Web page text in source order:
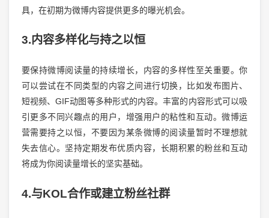
具，在初期为微博内容提供更多的曝光机会。
3.内容多样化与持之以恒
要保持微博阅读量的持续增长，内容的多样性至关重要。你
可以尝试在不同类型的内容之间进行切换，比如发布图片、
短视频、GIF动图等多种形式的内容。丰富的内容形式可以吸
引更多不同兴趣点的用户，增强用户的粘性和互动。微博运
营需要持之以恒，不要因为某条微博的阅读量暂时不理想就
失去信心。坚持定期发布优质内容，长期积累的粉丝和互动
将成为你阅读量增长的坚实基础。
4.与KOL合作或建立粉丝社群